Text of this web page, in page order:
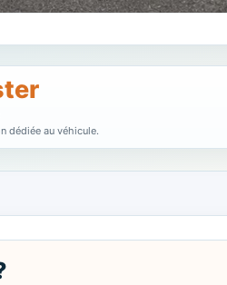
dédiée au véhicule.